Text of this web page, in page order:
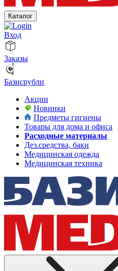
Каталог
Вход
Заказы
Базисрубли
Акции
Новинки
Предметы гигиены
Товары для дома и офиса
Расходные материалы
Дез.средства, баки
Медицинская одежда
Медицинская техника